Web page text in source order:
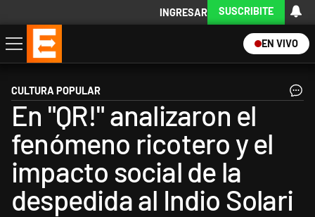
INGRESAR SUSCRIBITE
EN VIVO
Economía
Política
Internacional
Actualidad
Descargá la App
CULTURA POPULAR
En "QR!" analizaron el
fenómeno ricotero y el
impacto social de la
despedida al Indio Solari